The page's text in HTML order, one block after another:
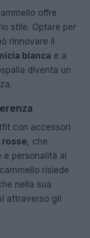
offre
stile. Optare per
rinnovare il
bianca e a
diventa un
con accessori
rosse, che
e personalità al
risiede
nella sua
attraverso gli